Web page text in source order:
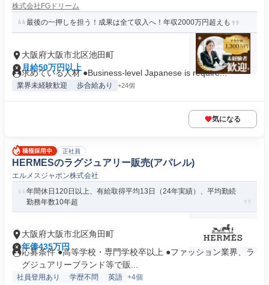
株式会社FGドリーム
最後の一押しを担う！成果は全て収入へ！年収2000万円超えも
大阪府大阪市北区池田町
月給50万円以上
求めている人材 ●Business-level Japanese is require...
業界未経験歓迎 歩合給あり +24個
気になる
正社員
HERMESのラグジュアリー販売(アパレル)
エルメスジャポン株式会社
年間休日120日以上、有給取得平均13日（24年実績）、平均勤続
勤務年数10年超
大阪府大阪市北区角田町
年俸435万円
応募条件 ●高等学校・専門学校卒以上 ●ファッション業界、ラ
グジュアリーブランド等で販...
社員登用あり 学歴不問 英語 +4個